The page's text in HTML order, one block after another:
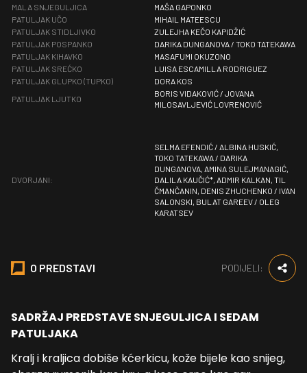
O PREDSTAVI PODIJELI:
SADRŽAJ PREDSTAVE SNJEGULJICA I SEDAM
PATULJAKA
Kralj i kraljica dobiše kćerkicu, kože bijele kao snijeg,
MALA SNJEGULJICA
MAŠA GAPONKO
PATULJAK UČO
MIHAIL MATEESCU
PATULJAK STIDLJIVKO
ZULEJHA KEČO KAPIDŽIĆ
PATULJAK POSPANKO
DARIKA DUNGANOVA / TOKO TATEKAWA
PATULJAK KIHAVKO
MASAFUMI OKUZONO
PATULJAK SREĆKO
LUISA ESCAMILLA RODRIGUEZ
PATULJAK GLUPKO (TUPKO)
DORA KOS
PATULJAK LJUTKO
BORIS VIDAKOVIĆ / JOVANA
MILOSAVLJEVIĆ LOVRENOVIĆ
DVORJANI:
SELMA EFENDIĆ / ALBINA HUSKIĆ,
TOKO TATEKAWA / DARIKA
DUNGANOVA, AMINA SULEJMANAGIĆ,
DALILA KAUČIĆ*, ADMIR KALKAN, TIL
ČMANČANIN, DENIS ZHUCHENKO / IVAN
SALONSKI, BULAT GAREEV / OLEG
KARATSEV